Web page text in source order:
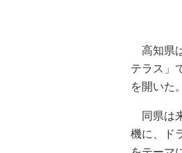
高知県
テラス」
を開いた。
同県は
機に、ド